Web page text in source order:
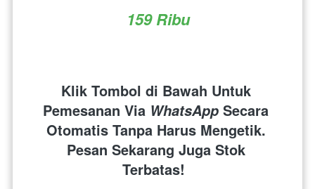
159 Ribu
Klik Tombol di Bawah Untuk
Pemesanan Via WhatsApp Secara
Otomatis Tanpa Harus Mengetik.
Pesan Sekarang Juga Stok
Terbatas!